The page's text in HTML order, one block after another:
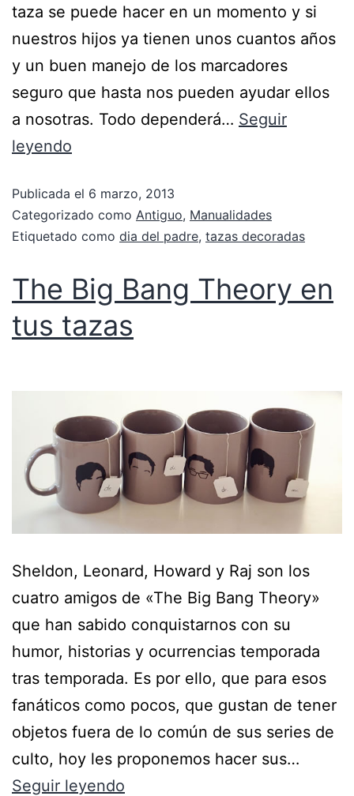
taza se puede hacer en un momento y si
nuestros hijos ya tienen unos cuantos años
y un buen manejo de los marcadores
seguro que hasta nos pueden ayudar ellos
a nosotras. Todo dependerá… Seguir
leyendo
Publicada el 6 marzo, 2013
Categorizado como Antiguo, Manualidades
Etiquetado como dia del padre, tazas decoradas
The Big Bang Theory en
tus tazas
Sheldon, Leonard, Howard y Raj son los
cuatro amigos de «The Big Bang Theory»
que han sabido conquistarnos con su
humor, historias y ocurrencias temporada
tras temporada. Es por ello, que para esos
fanáticos como pocos, que gustan de tener
objetos fuera de lo común de sus series de
culto, hoy les proponemos hacer sus…
Seguir leyendo